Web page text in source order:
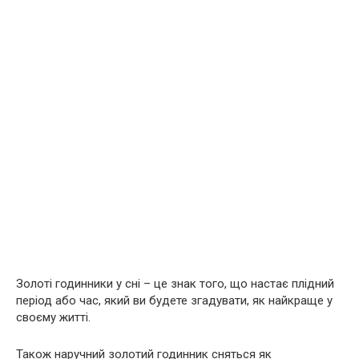
Золоті годинники у сні – це знак того, що настає плідний
період або час, який ви будете згадувати, як найкраще у
своєму житті.
Також наручний золотий годинник сняться як